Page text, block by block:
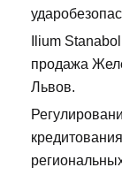
Ilium
продажа
Львов.